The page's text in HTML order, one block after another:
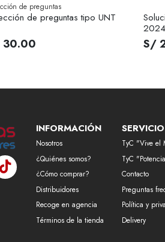
de preguntas
de preguntas tipo UNT
2024: Biomédicas,
S/
INFORMACIÓN
Nosotros
¿Quiénes somos?
¿Cómo comprar?
Distribuidores
Recoge en agencia
Términos de la tienda
TyC "Vive el
TyC
Contacto
Preguntas
Política y
Delivery